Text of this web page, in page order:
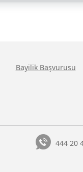
Bayilik Başvurusu
444 20